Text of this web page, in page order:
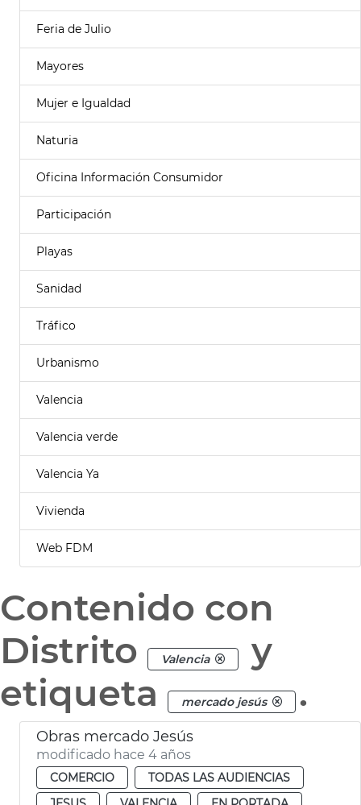
Feria de Julio
Mayores
Mujer e Igualdad
Naturia
Oficina Información Consumidor
Participación
Playas
Sanidad
Tráfico
Urbanismo
Valencia
Valencia verde
Valencia Ya
Vivienda
Web FDM
Contenido con
Distrito
Valencia
y
etiqueta
mercado jesús .
Obras mercado Jesús
modificado hace 4 años
COMERCIO
TODAS LAS AUDIENCIAS